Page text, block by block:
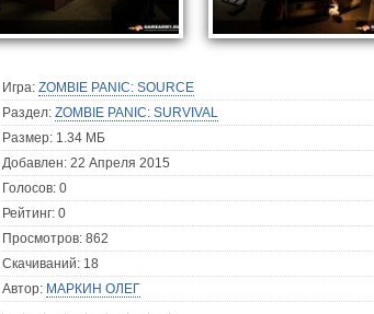
Игра: ZOMBIE PANIC: SOURCE
Раздел: ZOMBIE PANIC: SURVIVAL
Размер: 1.34 МБ
Добавлен: 22 Апреля 2015
Голосов: 0
Рейтинг: 0
Просмотров: 862
Скачиваний: 18
Автор: МАРКИН ОЛЕГ